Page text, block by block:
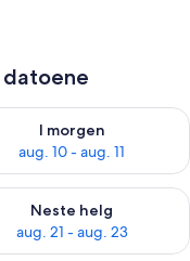
aug. 10
I morgen
aug. 10 - aug. 11
for i
14 - aug. 16
Neste helg
aug. 21 - aug. 23
for